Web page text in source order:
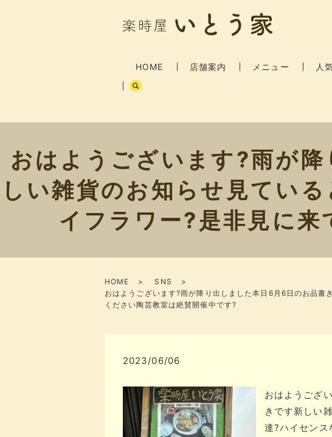
HOME 店舗案内 メニュー 人
おはようございます?️雨が
しい雑貨のお知らせ見てい
イフラワー?是非見に
HOME
SNS
おはようございます?️雨が降り出しました️本日6月6日のお品
ください陶芸教室は絶賛開催中です️?
2023/06/06
おはようござ
きです新しい
達?ハイセンス